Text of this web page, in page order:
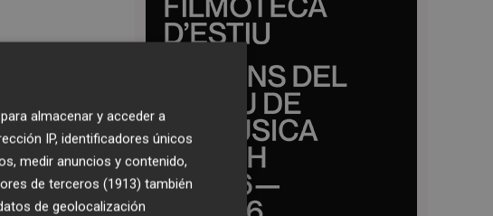
almacenar y acceder a
IP, identificadores únicos
medir anuncios y contenido,
de terceros (1913) también
de geolocalización